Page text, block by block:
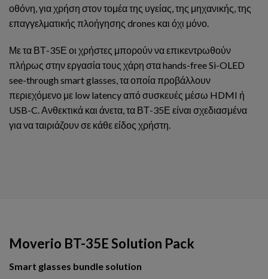
οθόνη, για χρήση στον τομέα της υγείας, της μηχανικής, της
επαγγελματικής πλοήγησης drones και όχι μόνο.
Με τα ΒΤ-35Ε οι χρήστες μπορούν να επικεντρωθούν
πλήρως στην εργασία τους χάρη στα hands-free Si-OLED
see-through smart glasses, τα οποία προβάλλουν
περιεχόμενο με low latency από συσκευές μέσω HDMI ή
USB-C. Ανθεκτικά και άνετα, τα ΒΤ-35Ε είναι σχεδιασμένα
για να ταιριάζουν σε κάθε είδος χρήστη.
Moverio BT-35E Solution Pack
Smart glasses bundle solution